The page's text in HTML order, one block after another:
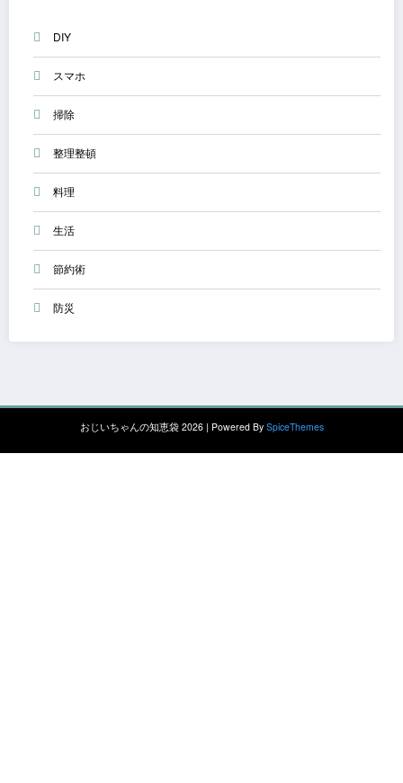
DIY
スマホ
掃除
整理整頓
料理
生活
節約術
防災
おじいちゃんの知恵袋 2026 | Powered By SpiceThemes